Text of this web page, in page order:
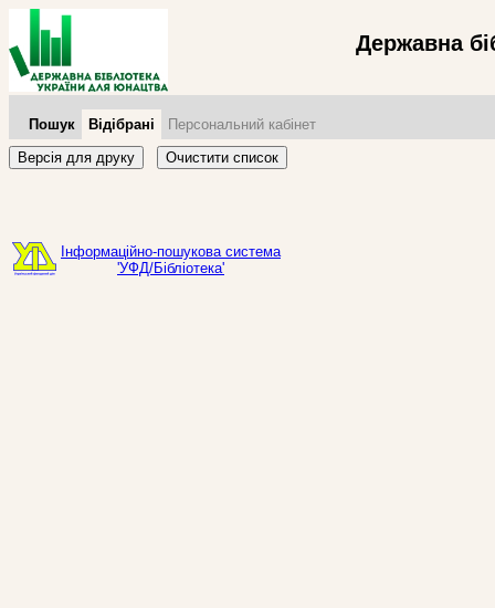
Державна
Пошук Відібрані
Персональний кабінет
Версія для друку
Очистити список
Інформаційно-пошукова система
'УФД/Бібліотека'